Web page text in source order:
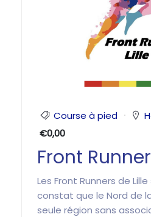
Course à pied
€0,00
Front
Les Front Runners de
constat que le Nord de
seule région sans